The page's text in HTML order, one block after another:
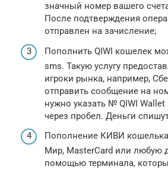
значный номер вашего
После подтверждения
отправлен на зачисление;
Пополнить QIWI кошелек
sms. Такую услугу
игроки рынка, например,
отправить сообщение на
нужно указать № QIWI
через пробел. Деньги
Пополнение КИВИ кошелька
Мир, MasterCard или любую
помощью терминала,